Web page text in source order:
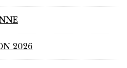
2026